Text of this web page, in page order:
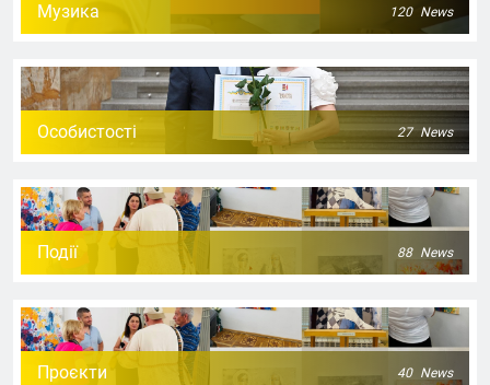
Музика 120 News
Особистості 27 News
Події 88 News
Проєкти 40 News